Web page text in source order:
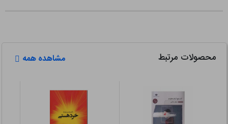
محصولات مرتبط مشاهده همه